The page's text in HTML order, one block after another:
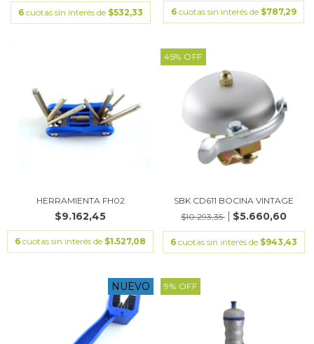
6 cuotas sin interés de $532,33 6 cuotas sin interés de $787,29
HERRAMIENTA FH02
$9.162,45
6 cuotas sin interés de $1.527,08
45% OFF
SBK CD611 BOCINA VINTAGE
$10.293,35
$5.660,60
6 cuotas sin interés de $943,43
NUEVO 9% OFF